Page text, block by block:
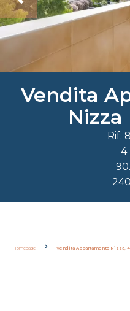
Vendita
Rif.
4
Homepage Vendita Appartamento Nizza, 4